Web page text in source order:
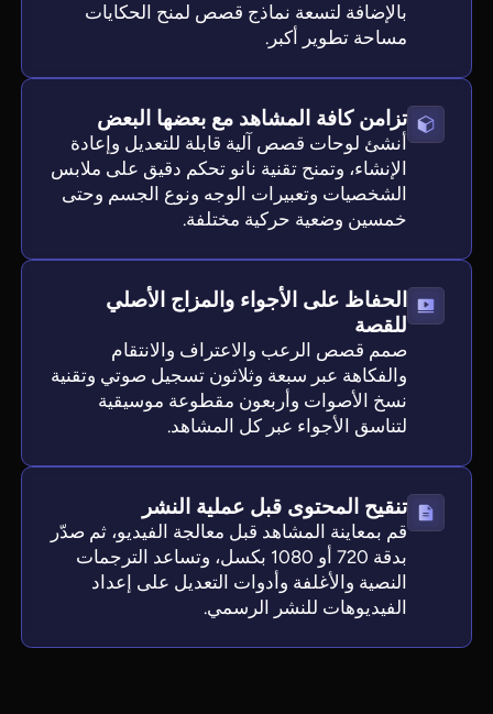
بالإضافة لتسعة نماذج قصص لمنح الحكايات
مساحة تطوير أكبر.
تزامن كافة المشاهد مع بعضها البعض
أنشئ لوحات قصص آلية قابلة للتعديل وإعادة
الإنشاء، وتمنح تقنية نانو تحكم دقيق على ملابس
الشخصيات وتعبيرات الوجه ونوع الجسم وحتى
خمسين وضعية حركية مختلفة.
الحفاظ على الأجواء والمزاج الأصلي
للقصة
صمم قصص الرعب والاعتراف والانتقام
والفكاهة عبر سبعة وثلاثون تسجيل صوتي وتقنية
نسخ الأصوات وأربعون مقطوعة موسيقية
لتناسق الأجواء عبر كل المشاهد.
تنقيح المحتوى قبل عملية النشر
قم بمعاينة المشاهد قبل معالجة الفيديو، ثم صدّر
بدقة 720 أو 1080 بكسل، وتساعد الترجمات
النصية والأغلفة وأدوات التعديل على إعداد
الفيديوهات للنشر الرسمي.